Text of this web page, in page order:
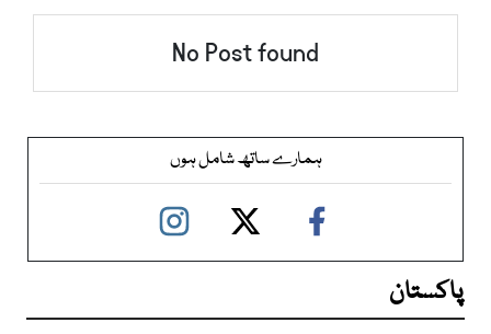
No Post found
ہمارے ساتھ شامل ہوں
پاکستان